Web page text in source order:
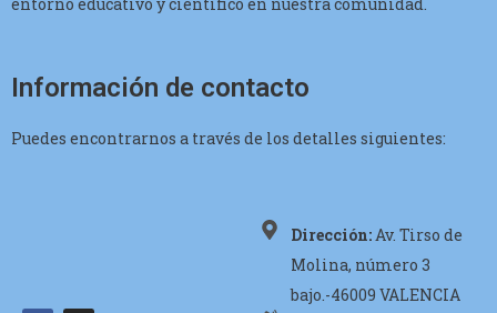
Información de contacto
Puedes encontrarnos a través de los detalles siguientes:
Dirección:Av. Tirso de
Molina, número 3
bajo.-46009 VALENCIA